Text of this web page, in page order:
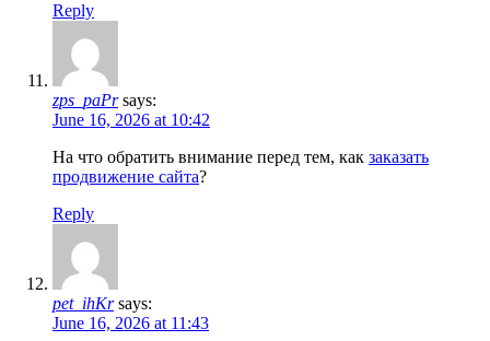
Reply
zps_paPr says:
June 16, 2026 at 10:42
На что обратить внимание перед тем, как заказать
продвижение сайта?
Reply
pet_ihKr says:
June 16, 2026 at 11:43